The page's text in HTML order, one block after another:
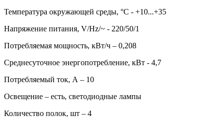
Температура окружающей среды, °С - +10...+35
Напряжение питания, V/Hz/~ - 220/50/1
Потребляемая мощность, кВт/ч – 0,208
Среднесуточное энергопотребление, кВт - 4,7
Потребляемый ток, А – 10
Освещение – есть, светодиодные лампы
Количество полок, шт – 4